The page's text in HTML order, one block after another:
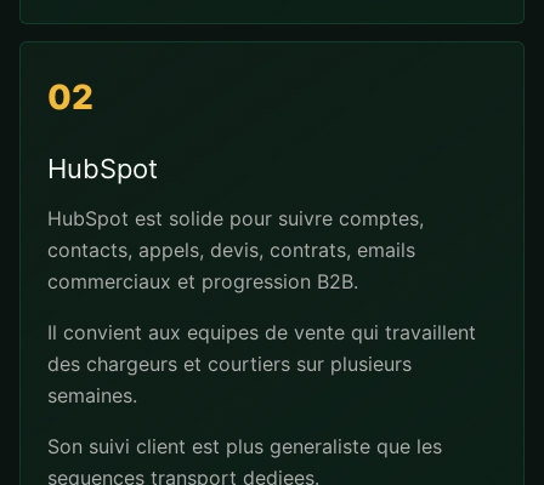
02
HubSpot
HubSpot est solide pour suivre comptes,
contacts, appels, devis, contrats, emails
commerciaux et progression B2B.
Il convient aux equipes de vente qui travaillent
des chargeurs et courtiers sur plusieurs
semaines.
Son suivi client est plus generaliste que les
sequences transport dediees.